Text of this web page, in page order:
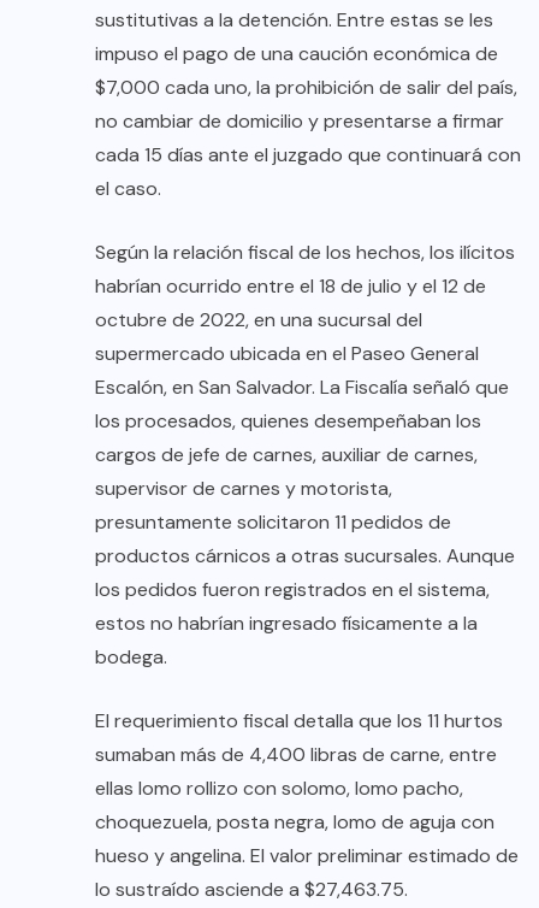
sustitutivas a la detención. Entre estas se les
impuso el pago de una caución económica de
$7,000 cada uno, la prohibición de salir del país,
no cambiar de domicilio y presentarse a firmar
cada 15 días ante el juzgado que continuará con
el caso.
Según la relación fiscal de los hechos, los ilícitos
habrían ocurrido entre el 18 de julio y el 12 de
octubre de 2022, en una sucursal del
supermercado ubicada en el Paseo General
Escalón, en San Salvador. La Fiscalía señaló que
los procesados, quienes desempeñaban los
cargos de jefe de carnes, auxiliar de carnes,
supervisor de carnes y motorista,
presuntamente solicitaron 11 pedidos de
productos cárnicos a otras sucursales. Aunque
los pedidos fueron registrados en el sistema,
estos no habrían ingresado físicamente a la
bodega.
El requerimiento fiscal detalla que los 11 hurtos
sumaban más de 4,400 libras de carne, entre
ellas lomo rollizo con solomo, lomo pacho,
choquezuela, posta negra, lomo de aguja con
hueso y angelina. El valor preliminar estimado de
lo sustraído asciende a $27,463.75.